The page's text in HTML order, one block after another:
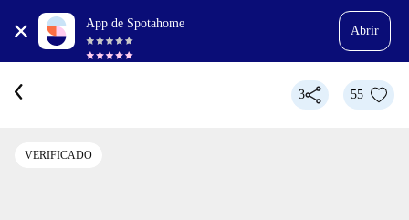
App de Spotahome
Abrir
3 55
VERIFICADO